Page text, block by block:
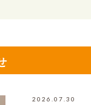
2026.07.30